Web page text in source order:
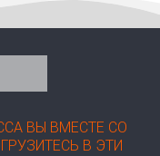
ВЫ ВМЕСТЕ СО
В ЭТИ